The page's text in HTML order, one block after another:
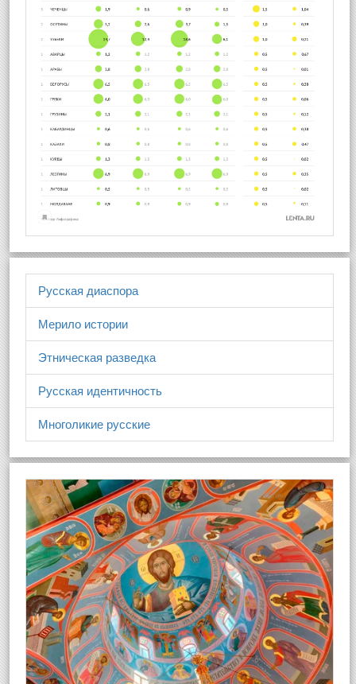
Русская диаспора
Мерило истории
Этническая разведка
Русская идентичность
Многоликие русские